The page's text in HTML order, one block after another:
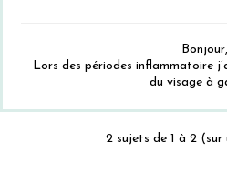
Bonjour,
Lors des périodes inflammatoire
du visage à
2 sujets de 1 à 2